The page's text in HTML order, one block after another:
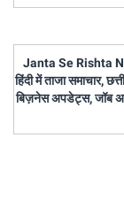
Janta Se Rishta
हिंदी में ताजा समाचार,
बिज़नेस अपडेट्स, जॉब